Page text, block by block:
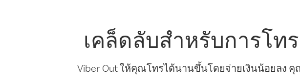
เคล็ดลับสำหรับการโท
Viber Out ให้คุณโทรได้นานขึ้นโดยจ่ายเงินน้อยลง